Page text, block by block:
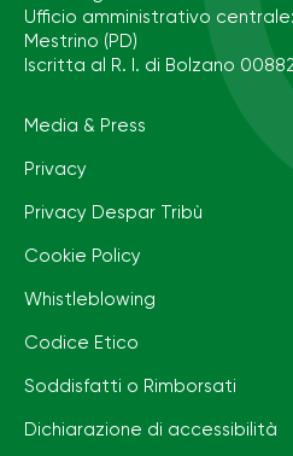
Ufficio amministrativo
Mestrino (PD)
Iscritta al R. I. di Bolzano
Media & Press
Privacy
Privacy Despar Tribù
Cookie Policy
Whistleblowing
Codice Etico
Soddisfatti o Rimborsati
Dichiarazione di accessibilità